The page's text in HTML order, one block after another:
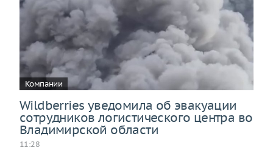
Компании
Wildberries уведомила об эвакуации
сотрудников логистического центра во
Владимирской области
11:28